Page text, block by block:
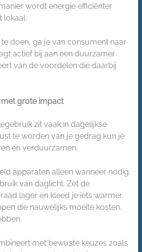
wordt energie efficiënter
lokaal.
doen, ga je van consument naar
actief bij aan een duurzamer
van de voordelen die daarbij
grote impact
zit vaak in dagelijkse
te worden van je gedrag kun je
en verduurzamen.
apparaten alleen wanneer nodig.
van daglicht. Zet de
lager en kleed je iets warmer.
die nauwelijks moeite kosten,
met bewuste keuzes zoals